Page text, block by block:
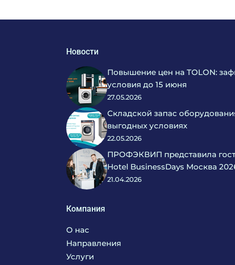
Новости
Повышение цен на TOLON:
условия до 15 июня
27.05.2026
Складской запас
выгодных условиях
22.05.2026
ПРОФЭКВИП представила
Hotel BusinessDays Москва
21.04.2026
Компания
О нас
Направления
Кухня
Услуги